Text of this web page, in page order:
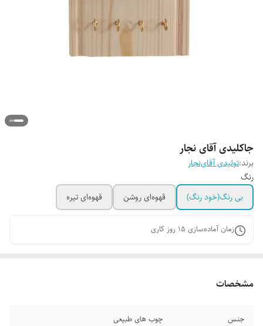
جاکلیدی آقای نجار
برند:تولیدی آقای‌نجار
رنگ
بی رنگ(خود رنگ)
قهوه‌ای روشن قهوه‌ای تیره
زمان آماده‌سازی 15 روز کاری
مشخصات
جنس چوب های طبیعی